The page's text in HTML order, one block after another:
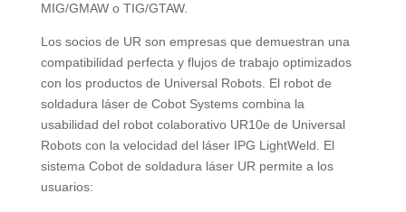
MIG/GMAW o TIG/GTAW.
Los socios de UR son empresas que demuestran una
compatibilidad perfecta y flujos de trabajo optimizados
con los productos de Universal Robots. El robot de
soldadura láser de Cobot Systems combina la
usabilidad del robot colaborativo UR10e de Universal
Robots con la velocidad del láser IPG LightWeld. El
sistema Cobot de soldadura láser UR permite a los
usuarios: